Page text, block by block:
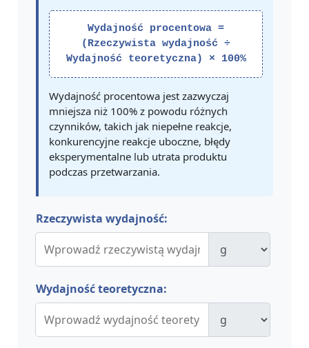
Wydajność procentowa =
(Rzeczywista wydajność ÷
Wydajność teoretyczna) × 100%
Wydajność procentowa jest zazwyczaj
mniejsza niż 100% z powodu różnych
czynników, takich jak niepełne reakcje,
konkurencyjne reakcje uboczne, błędy
eksperymentalne lub utrata produktu
podczas przetwarzania.
Rzeczywista wydajność:
Wydajność teoretyczna: